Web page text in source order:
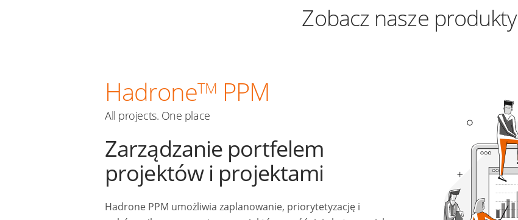
Zobacz nasze produkty
HadroneTM PPM
All projects. One place
Zarządzanie portfelem
projektów i projektami
Hadrone PPM umożliwia zaplanowanie, priorytetyzację i